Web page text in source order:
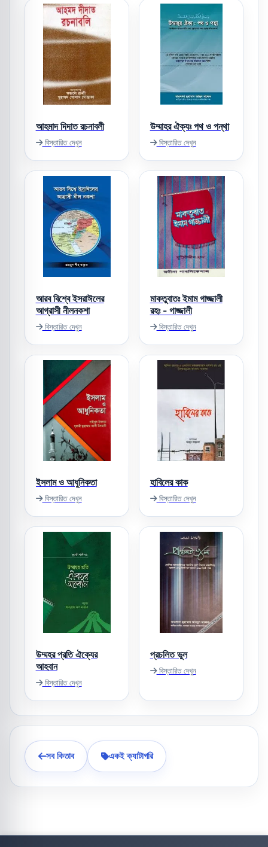
আহমাদ দিদাত রচনাবলী
বিস্তারিত দেখুন
উম্মাহর ঐক্যঃ পথ ও পন্থা
বিস্তারিত দেখুন
আরব বিশ্বে ইসরাঈলের
আগ্রাসী নীলনকশা
বিস্তারিত দেখুন
মাকতুবাতঃ ইমাম গাজ্জালী
রহঃ - গাজ্জালী
বিস্তারিত দেখুন
ইসলাম ও আধুনিকতা
বিস্তারিত দেখুন
হাবিলের কাক
বিস্তারিত দেখুন
উম্মহর প্রতি ঐক্যের
আহবান
বিস্তারিত দেখুন
প্রচলিত ভুল
বিস্তারিত দেখুন
সব কিতাব একই ক্যাটাগরি